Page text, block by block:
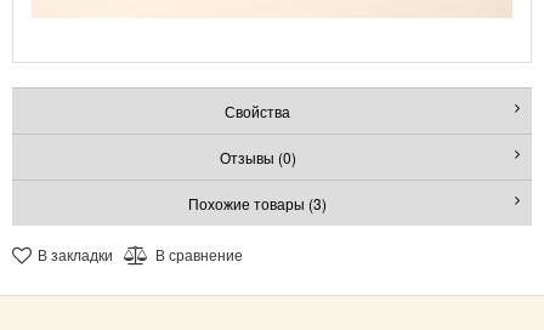
Свойства
Отзывы (0)
Похожие товары (3)
В закладки В сравнение